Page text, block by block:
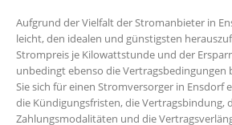
Aufgrund der Vielfalt der Stromanbieter in
leicht, den idealen und günstigsten
Strompreis je Kilowattstunde und der
unbedingt ebenso die Vertragsbedingungen
Sie sich für einen Stromversorger in Ensdorf
die Kündigungsfristen, die Vertragsbindung,
Zahlungsmodalitäten und die